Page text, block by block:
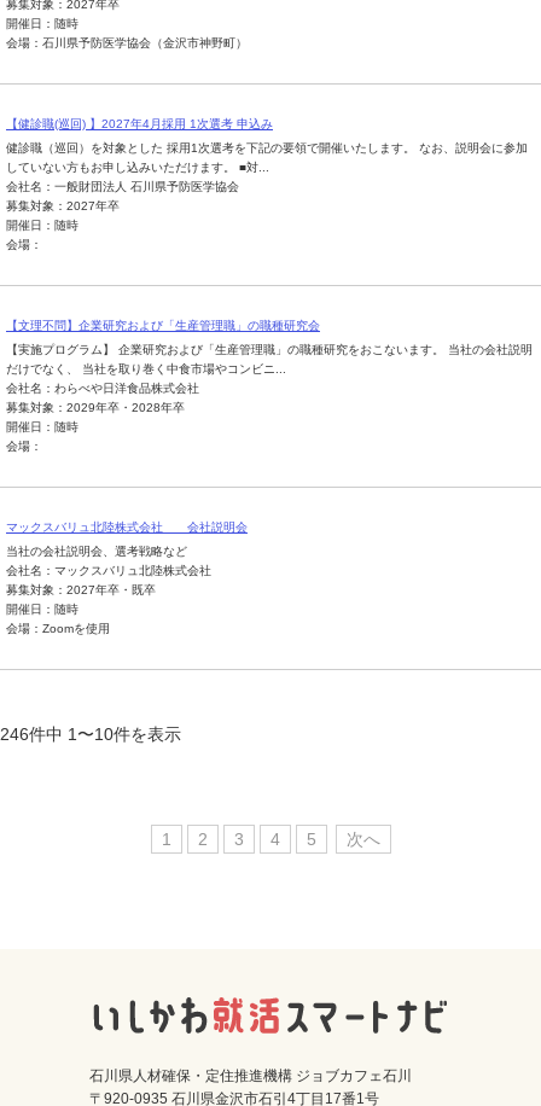
募集対象：2027年卒
開催日：随時
会場：石川県予防医学協会（金沢市神野町）
【健診職(巡回) 】2027年4月採用 1次選考 申込み
健診職（巡回）を対象とした 採用1次選考を下記の要領で開催いたします。 なお、説明会に参加
していない方もお申し込みいただけます。 ■対...
会社名：一般財団法人 石川県予防医学協会
募集対象：2027年卒
開催日：随時
会場：
【文理不問】企業研究および「生産管理職」の職種研究会
【実施プログラム】 企業研究および「生産管理職」の職種研究をおこないます。 当社の会社説明
だけでなく、 当社を取り巻く中食市場やコンビニ...
会社名：わらべや日洋食品株式会社
募集対象：2029年卒・2028年卒
開催日：随時
会場：
マックスバリュ北陸株式会社 会社説明会
当社の会社説明会、選考戦略など
会社名：マックスバリュ北陸株式会社
募集対象：2027年卒・既卒
開催日：随時
会場：Zoomを使用
246件中 1〜10件を表示
1 2 3 4 5 次へ
石川県人材確保・定住推進機構 ジョブカフェ石川
〒920-0935 石川県金沢市石引4丁目17番1号